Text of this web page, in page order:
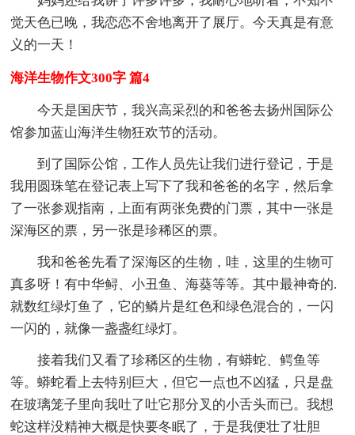
觉天色已晚，我恋恋不舍地离开了展厅。今天真是有意
义的一天！
海洋生物作文300字 篇4
今天是国庆节，我兴高采烈的和爸爸去扬州国际公
馆参加蓝山海洋生物狂欢节的活动。
到了国际公馆，工作人员先让我们进行登记，于是
我用圆珠笔在登记表上写下了我和爸爸的名字，然后拿
了一张参观指南，上面有两张免费的门票，其中一张是
深海区的票，另一张是珍稀区的票。
我和爸爸先看了深海区的生物，哇，这里的生物可
真多呀！有中华鲟、小丑鱼、海葵等等。其中最神奇的.
就数红绿灯鱼了，它的鳞片是红色和绿色混合的，一闪
一闪的，就像一盏盏红绿灯。
接着我们又看了珍稀区的生物，有蟒蛇、鳄鱼等
等。蟒蛇看上去特别巨大，但它一点也不凶猛，只是盘
在玻璃笼子里向我吐了吐它那分叉的小舌头而已。我想
蛇这样没精神大概是快要冬眠了，于是我便壮了壮胆